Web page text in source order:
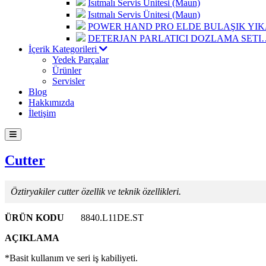
Isıtmalı Servis Ünitesi (Maun)
Isıtmalı Servis Ünitesi (Maun)
POWER HAND PRO ELDE BULAŞIK
DETERJAN PARLATICI DOZLAMA
İçerik Kategorileri
Yedek Parçalar
Ürünler
Servisler
Blog
Hakkımızda
İletişim
Cutter
Öztiryakiler cutter özellik ve teknik özellikleri.
ÜRÜN KODU
8840.L11DE.ST
AÇIKLAMA
*Basit kullanım ve seri iş kabiliyeti.